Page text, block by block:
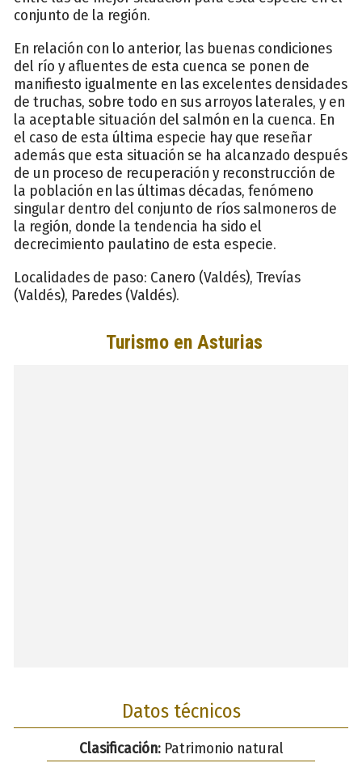
conjunto de la región.
En relación con lo anterior, las buenas condiciones
del río y afluentes de esta cuenca se ponen de
manifiesto igualmente en las excelentes densidades
de truchas, sobre todo en sus arroyos laterales, y en
la aceptable situación del salmón en la cuenca. En
el caso de esta última especie hay que reseñar
además que esta situación se ha alcanzado después
de un proceso de recuperación y reconstrucción de
la población en las últimas décadas, fenómeno
singular dentro del conjunto de ríos salmoneros de
la región, donde la tendencia ha sido el
decrecimiento paulatino de esta especie.
Localidades de paso: Canero (Valdés), Trevías
(Valdés), Paredes (Valdés).
Datos técnicos
Clasificación:Patrimonio natural